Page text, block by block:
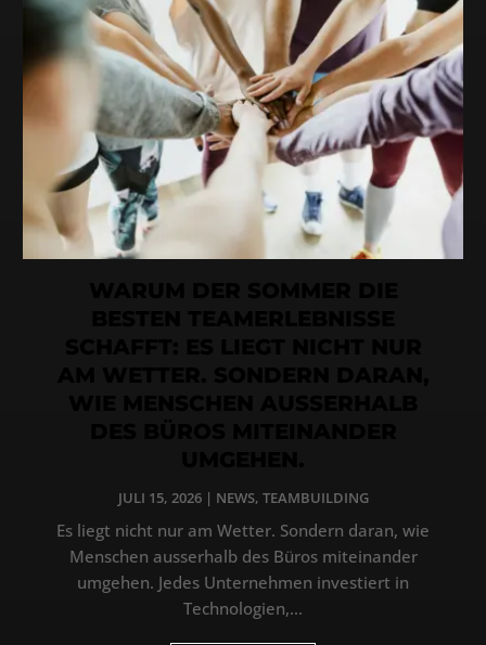
JULI 15, 2026| NEWS, TEAMBUILDING
Es liegt nicht nur am Wetter. Sondern daran, wie
Menschen ausserhalb des Büros miteinander
umgehen. Jedes Unternehmen investiert in
Technologien,...